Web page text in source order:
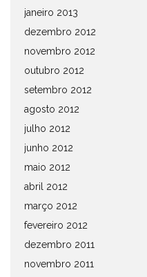
janeiro 2013
dezembro 2012
novembro 2012
outubro 2012
setembro 2012
agosto 2012
julho 2012
junho 2012
maio 2012
abril 2012
março 2012
fevereiro 2012
dezembro 2011
novembro 2011